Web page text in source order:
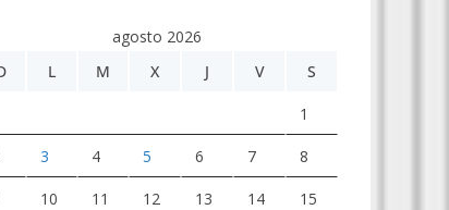
agosto 2026
L M X J V S
1
3 4 5 6 7 8
10 11 12 13 14 15